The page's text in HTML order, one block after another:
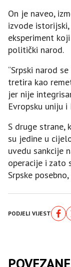
On je naveo,
izvode
eksperiment
politički narod.
“Srpski narod
tretira kao
jer nije
Evropsku uniju i
S druge strane,
su jedine u
uvedu sankcije
operacije i zato
Srpske
PODJELI VIJEST